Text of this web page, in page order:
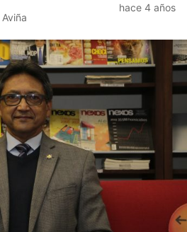
hace 4 años